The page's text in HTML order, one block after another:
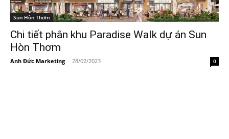
Sun Hòn Thơm
Chi tiết phân khu Paradise Walk dự án Sun
Hòn Thơm
Anh Đức Marketing - 28/02/2023 0